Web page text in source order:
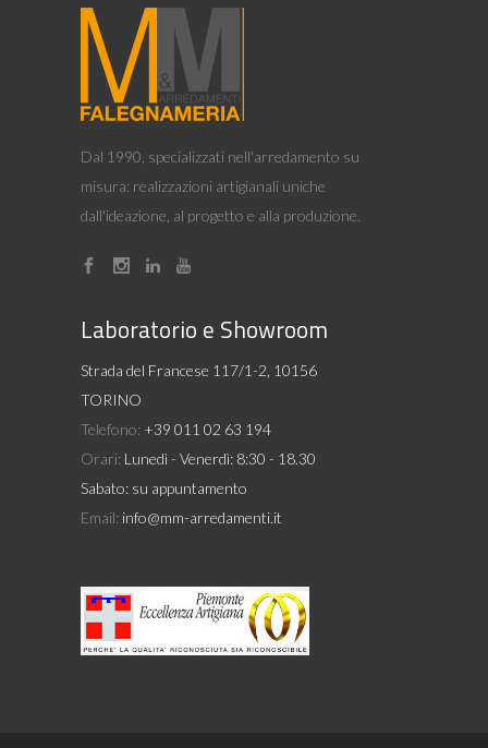
Dal 1990, specializzati nell'arredamento su
misura: realizzazioni artigianali uniche
dall'ideazione, al progetto e alla produzione.
Laboratorio e Showroom
Strada del Francese 117/1-2, 10156
TORINO
Telefono: +39 011 02 63 194
Orari: Lunedì - Venerdì: 8:30 - 18.30
Sabato: su appuntamento
Email: info@mm-arredamenti.it